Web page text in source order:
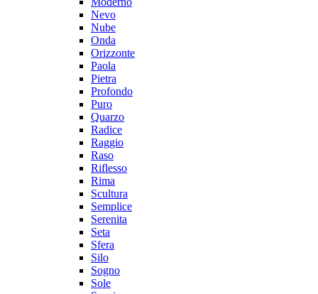
Nevo
Nube
Onda
Orizzonte
Paola
Pietra
Profondo
Puro
Quarzo
Radice
Raggio
Raso
Riflesso
Rima
Scultura
Semplice
Serenita
Seta
Sfera
Silo
Sogno
Sole